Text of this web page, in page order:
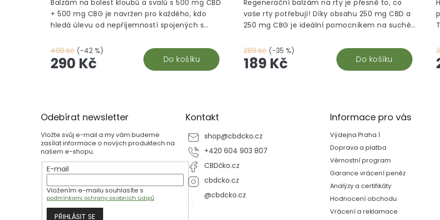
499 Kč (-42 %)
290 Kč Do košíku
Balzám na bolest kloubů a svalů s 500 mg CBD
+ 500 mg CBG je navržen pro každého, kdo
hledá úlevu od nepříjemností spojených s
CBD a 500 mg CBG je ideální volbou pro
regeneraci a uvolnění svalů a kloubů. Tento
krém, vyrobený z nejkvalitnějších ingrediencí
Bambusová dóza se snadno přenáší, takže
rozetřít krém na bolavé místo a užít si jeho
příjemný účinek. Pro více informací navštivte
náš článek o Konopné masti.
289 Kč (-35 %)
189 Kč Do košíku
Regenerační balzám na rty je přesně to, co
vaše rty potřebují! Díky obsahu 250 mg CBD a
250 mg CBG je ideální pomocníkem na suché,
surovin přímo v České republice a obsahuje
přírodní složky jako propolis a slunečnicový
olej, které zajišťují hloubkovou hydrataci,
vaše rty budou zase hebké a zdravé. Objevte
Odebírat newsletter
Vložte svůj e-mail a my vám budeme
zasílat informace o nových produktech na
našem e-shopu.
E-mail
Vložením e-mailu souhlasíte s
podmínkami ochrany osobních údajů
PŘIHLÁSIT SE
Kontakt
shop@cbdcko.cz
+420 604 903 807
CBDčko.cz
cbdcko.cz
@cbdcko.cz
Informace pro vás
Výdejna Praha 1
Doprava a platba
Věrnostní program
Garance vrácení peněz
Analýzy a certifikáty
Hodnocení obchodu
Vrácení a reklamace